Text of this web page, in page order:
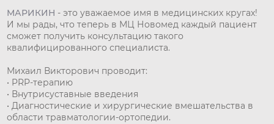
МАРИКИН - это уважаемое имя в медицинских кругах!
И мы рады, что теперь в МЦ Новомед каждый пациент
сможет получить консультацию такого
квалифицированного специалиста.
Михаил Викторович проводит:
• PRP-терапию
• Внутрисуставные введения
• Диагностические и хирургические вмешательства в
области травматологии-ортопедии.